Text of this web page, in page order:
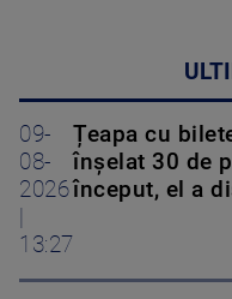
09-
08-
2026
|
13:27
Țeapa cu
înșelat 30 de
început, el a